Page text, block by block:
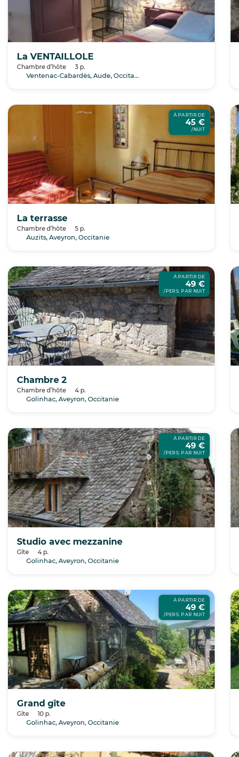
La VENTAILLOLE
Chambre d’hôte
3 p.
Ventenac-Cabardès, Aude, Occitanie
À PARTIR DE
45 €
/NUIT
La terrasse
Chambre d’hôte
5 p.
Auzits, Aveyron, Occitanie
À PARTIR DE
49 €
/PERS. PAR NUIT
Chambre 2
Chambre d’hôte
4 p.
Golinhac, Aveyron, Occitanie
À PARTIR DE
49 €
/PERS. PAR NUIT
Studio avec mezzanine
Gîte
4 p.
Golinhac, Aveyron, Occitanie
À PARTIR DE
49 €
/PERS. PAR NUIT
Grand gîte
Gîte
10 p.
Golinhac, Aveyron, Occitanie